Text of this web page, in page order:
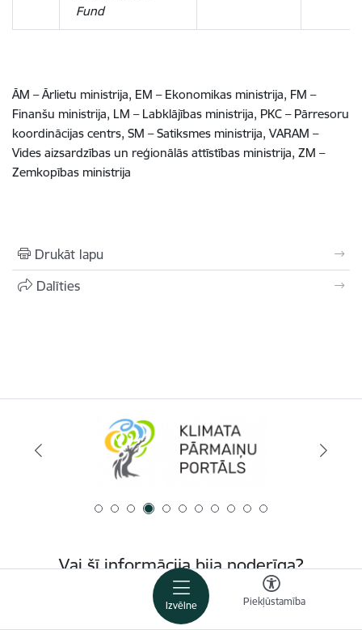
Izvēlne Piekļūstamība
Fund
ĀM – Ārlietu ministrija, EM – Ekonomikas ministrija, FM –
Finanšu ministrija, LM – Labklājības ministrija, PKC – Pārresoru
koordinācijas centrs, SM – Satiksmes ministrija, VARAM –
Vides aizsardzības un reģionālās attīstības ministrija, ZM –
Zemkopības ministrija
Drukāt lapu
Dalīties
Vai šī informācija bija noderīga?
Sniegt atsauksmi